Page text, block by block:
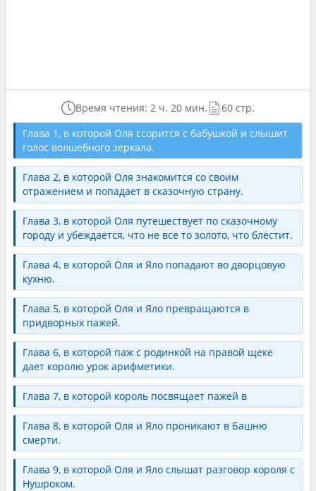
Время чтения: 2 ч. 20 мин.
60 стр.
Глава 1, в которой Оля ссорится с бабушкой и слышит
голос волшебного зеркала.
Глава 2, в которой Оля знакомится со своим
отражением и попадает в сказочную страну.
Глава 3, в которой Оля путешествует по сказочному
городу и убеждается, что не все то золото, что блестит.
Глава 4, в которой Оля и Яло попадают во дворцовую
кухню.
Глава 5, в которой Оля и Яло превращаются в
придворных пажей.
Глава 6, в которой паж с родинкой на правой щеке
дает королю урок арифметики.
Глава 7, в которой король посвящает пажей в
Глава 8, в которой Оля и Яло проникают в Башню
смерти.
Глава 9, в которой Оля и Яло слышат разговор короля с
Нушроком.